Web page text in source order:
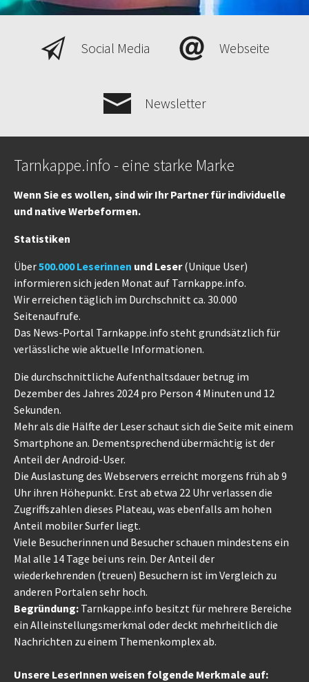
Social Media Webseite
Newsletter
Tarnkappe.info - eine starke Marke
Wenn Sie es wollen, sind wir Ihr Partner für individuelle
und native Werbeformen.
Statistiken
Über500.000 Leserinnen und Leser(Unique User)
informieren sich jeden Monat auf Tarnkappe.info.
Wir erreichen täglich im Durchschnitt ca. 30.000
Seitenaufrufe.
Das News-Portal Tarnkappe.info steht grundsätzlich für
verlässliche wie aktuelle Informationen.
Die durchschnittliche Aufenthaltsdauer betrug im
Dezember des Jahres 2024 pro Person 4 Minuten und 12
Sekunden.
Mehr als die Hälfte der Leser schaut sich die Seite mit einem
Smartphone an. Dementsprechend übermächtig ist der
Anteil der Android-User.
Die Auslastung des Webservers erreicht morgens früh ab 9
Uhr ihren Höhepunkt. Erst ab etwa 22 Uhr verlassen die
Zugriffszahlen dieses Plateau, was ebenfalls am hohen
Anteil mobiler Surfer liegt.
Viele Besucherinnen und Besucher schauen mindestens ein
Mal alle 14 Tage bei uns rein. Der Anteil der
wiederkehrenden (treuen) Besuchern ist im Vergleich zu
anderen Portalen sehr hoch.
Begründung: Tarnkappe.info besitzt für mehrere Bereiche
ein Alleinstellungsmerkmal oder deckt mehrheitlich die
Nachrichten zu einem Themenkomplex ab.
Unsere LeserInnen weisen folgende Merkmale auf: